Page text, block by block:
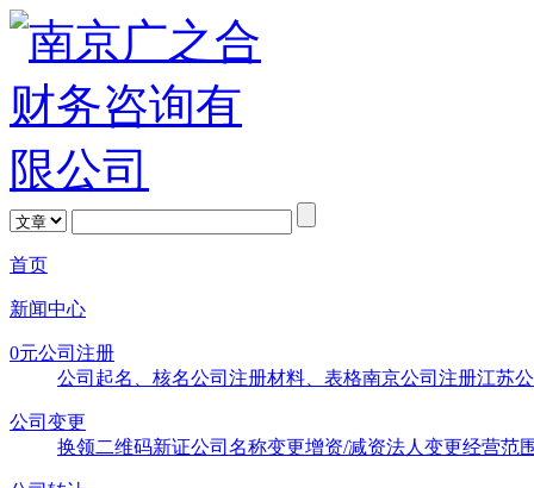
首页
新闻中心
0元公司注册
公司起名、核名公司注册材料、表格南京公司注册江苏
公司变更
换领二维码新证公司名称变更增资/减资法人变更经营范